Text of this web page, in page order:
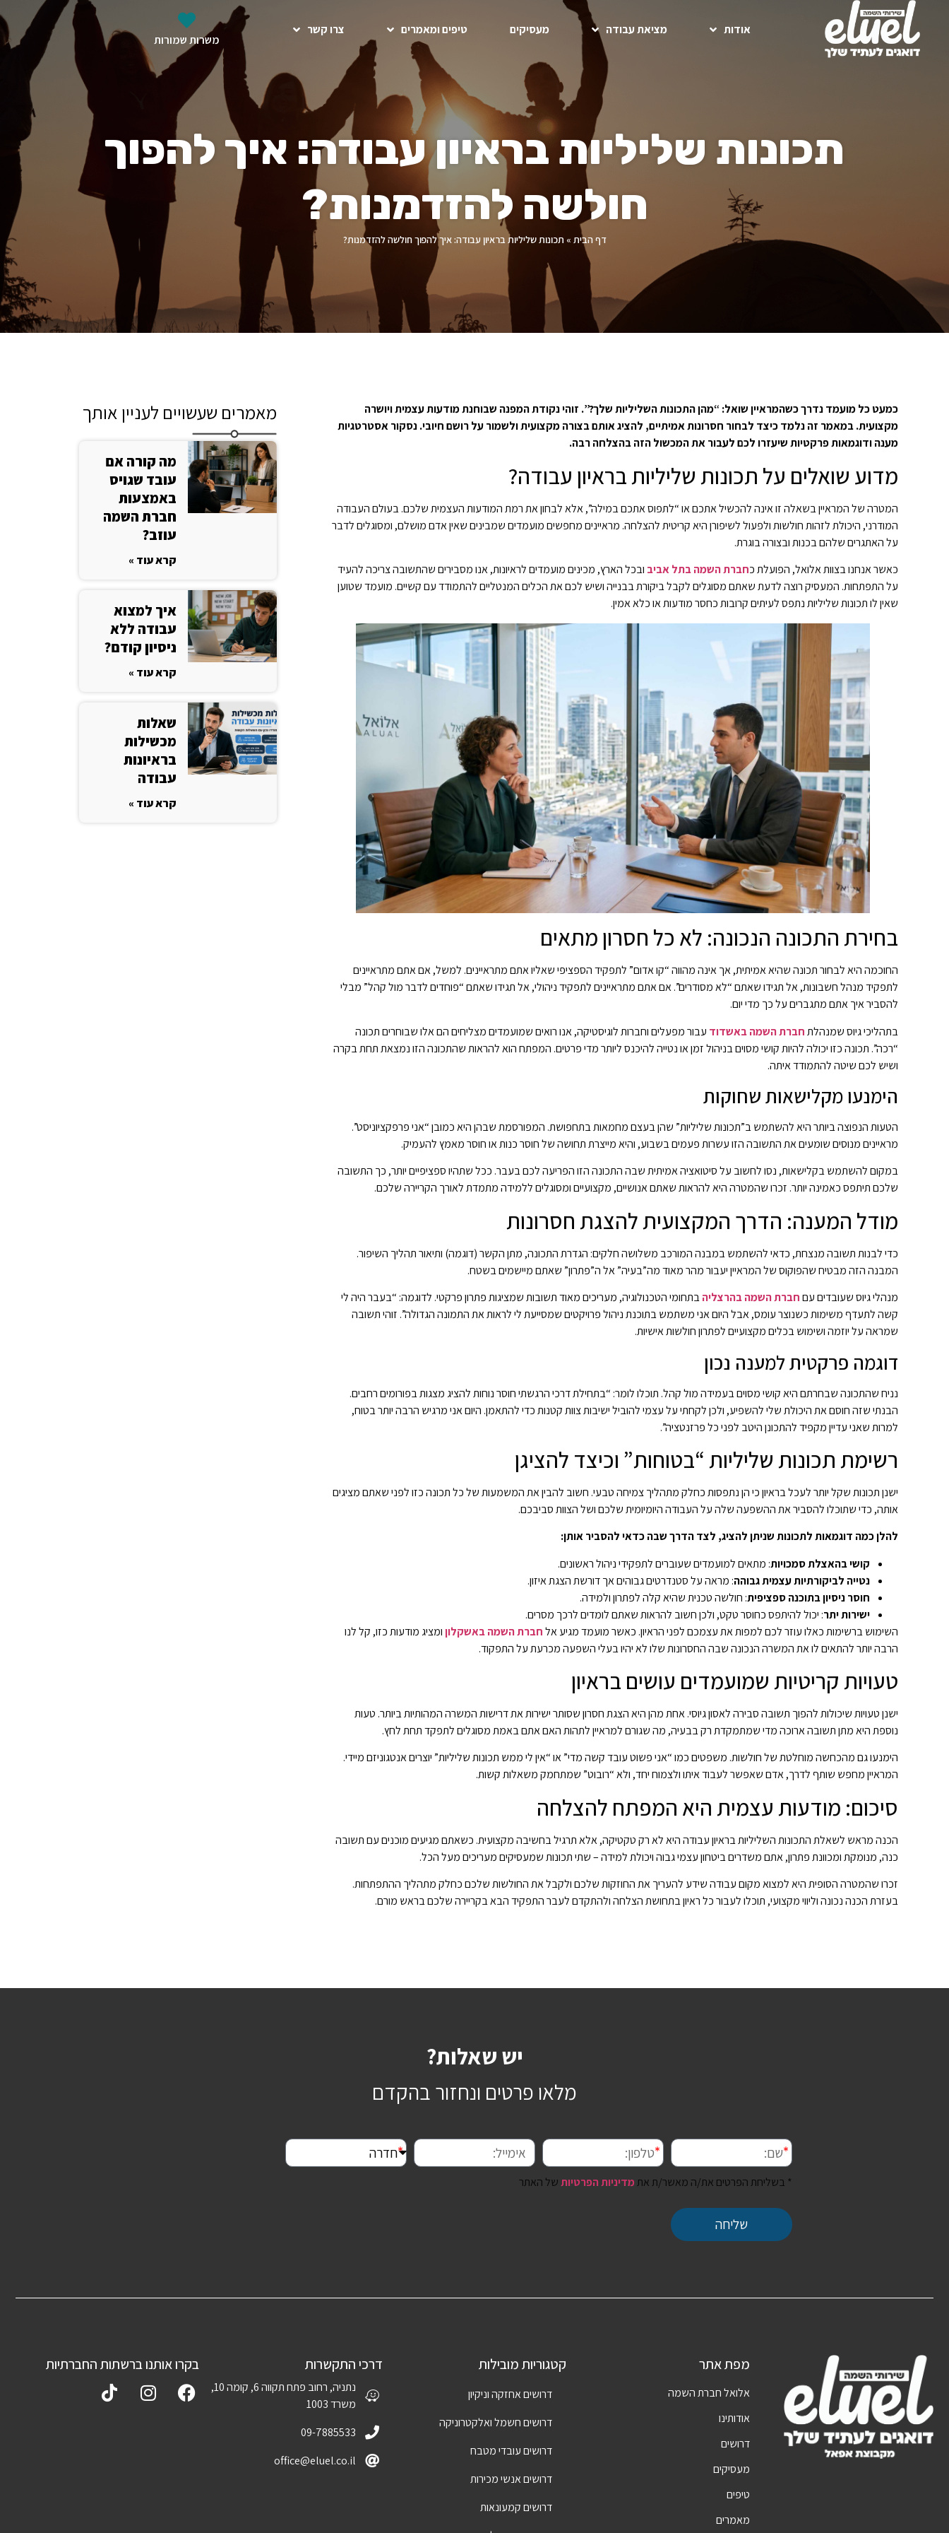
אודות מציאת עבודה מעסיקים טיפים ומאמרים צרו קשר
משרות שמורות
תכונות שליליות בראיון עבודה: איך להפוך
חולשה להזדמנות?
דף הבית » תכונות שליליות בראיון עבודה: איך להפוך חולשה להזדמנות?
כמעט כל מועמד נדרך כשהמראיין שואל: “מהן התכונות השליליות שלך?”. זוהי נקודת המפנה שבוחנת מודעות עצמית ויושרה
מקצועית. במאמר זה נלמד כיצד לבחור חסרונות אמיתיים, להציג אותם בצורה מקצועית ולשמור על רושם חיובי. נסקור אסטרטגיות
מענה ודוגמאות פרקטיות שיעזרו לכם לעבור את המכשול הזה בהצלחה רבה.
מדוע שואלים על תכונות שליליות בראיון עבודה?
המטרה של המראיין בשאלה זו אינה להכשיל אתכם או “לתפוס אתכם במילה”, אלא לבחון את רמת המודעות העצמית שלכם. בעולם העבודה
המודרני, היכולת לזהות חולשות ולפעול לשיפורן היא קריטית להצלחה. מראיינים מחפשים מועמדים שמבינים שאין אדם מושלם, ומסוגלים לדבר
על האתגרים שלהם בכנות ובצורה בוגרת.
כאשר אנחנו בצוות אלואל, הפועלת כחברת השמה בתל אביב ובכל הארץ, מכינים מועמדים לראיונות, אנו מסבירים שהתשובה צריכה להעיד
על התפתחות. המעסיק רוצה לדעת שאתם מסוגלים לקבל ביקורת בבנייה ושיש לכם את הכלים המנטליים להתמודד עם קשיים. מועמד שטוען
שאין לו תכונות שליליות נתפס לעיתים קרובות כחסר מודעות או כלא אמין.
בחירת התכונה הנכונה: לא כל חסרון מתאים
החוכמה היא לבחור תכונה שהיא אמיתית, אך אינה מהווה “קו אדום” לתפקיד הספציפי שאליו אתם מתראיינים. למשל, אם אתם מתראיינים
לתפקיד מנהל חשבונות, אל תגידו שאתם “לא מסודרים”. אם אתם מתראיינים לתפקיד ניהולי, אל תגידו שאתם “פוחדים לדבר מול קהל” מבלי
להסביר איך אתם מתגברים על כך מדי יום.
בתהליכי גיוס שמנהלתחברת השמה באשדוד עבור מפעלים וחברות לוגיסטיקה, אנו רואים שמועמדים מצליחים הם אלו שבוחרים תכונה
“רכה”. תכונה כזו יכולה להיות קושי מסוים בניהול זמן או נטייה להיכנס ליותר מדי פרטים. המפתח הוא להראות שהתכונה הזו נמצאת תחת בקרה
ושיש לכם שיטה להתמודד איתה.
הימנעו מקלישאות שחוקות
הטעות הנפוצה ביותר היא להשתמש ב”תכונות שליליות” שהן בעצם מחמאות בתחפושת. המפורסמת שבהן היא כמובן “אני פרפקציוניסט”.
מראיינים מנוסים שומעים את התשובה הזו עשרות פעמים בשבוע, והיא מייצרת תחושה של חוסר כנות או חוסר מאמץ להעמיק.
במקום להשתמש בקלישאות, נסו לחשוב על סיטואציה אמיתית שבה התכונה הזו הפריעה לכם בעבר. ככל שתהיו ספציפיים יותר, כך התשובה
שלכם תיתפס כאמינה יותר. זכרו שהמטרה היא להראות שאתם אנושיים, מקצועיים ומסוגלים ללמידה מתמדת לאורך הקריירה שלכם.
מודל המענה: הדרך המקצועית להצגת חסרונות
כדי לבנות תשובה מנצחת, כדאי להשתמש במבנה המורכב משלושה חלקים: הגדרת התכונה, מתן הקשר (דוגמה) ותיאור תהליך השיפור.
המבנה הזה מבטיח שהפוקוס של המראיין יעבור מהר מאוד מה”בעיה” אל ה”פתרון” שאתם מיישמים בשטח.
מנהלי גיוס שעובדים עםחברת השמה בהרצליהבתחומי הטכנולוגיה, מעריכים מאוד תשובות שמציגות פתרון פרקטי. לדוגמה: “בעבר היה לי
קשה לתעדף משימות כשנוצר עומס, אבל היום אני משתמש בתוכנת ניהול פרויקטים שמסייעת לי לראות את התמונה הגדולה”. זוהי תשובה
שמראה על יוזמה ושימוש בכלים מקצועיים לפתרון חולשות אישיות.
דוגמה פרקטית למענה נכון
נניח שהתכונה שבחרתם היא קושי מסוים בעמידה מול קהל. תוכלו לומר: “בתחילת דרכי הרגשתי חוסר נוחות להציג מצגות בפורומים רחבים.
הבנתי שזה חוסם את היכולת שלי להשפיע, ולכן לקחתי על עצמי להוביל ישיבות צוות קטנות כדי להתאמן. היום אני מרגיש הרבה יותר בטוח,
למרות שאני עדיין מקפיד להתכונן היטב לפני כל פרזנטציה”.
רשימת תכונות שליליות “בטוחות” וכיצד להציגן
ישנן תכונות שקל יותר לעכל בראיון כי הן נתפסות כחלק מתהליך צמיחה טבעי. חשוב להבין את המשמעות של כל תכונה כזו לפני שאתם מציגים
אותה, כדי שתוכלו להסביר את ההשפעה שלה על העבודה היומיומית שלכם ושל הצוות סביבכם.
להלן כמה דוגמאות לתכונות שניתן להציג, לצד הדרך שבה כדאי להסביר אותן:
קושי בהאצלת סמכויות: מתאים למועמדים שעוברים לתפקידי ניהול ראשונים.
נטייה לביקורתיות עצמית גבוהה: מראה על סטנדרטים גבוהים אך דורשת הצגת איזון.
חוסר ניסיון בתוכנה ספציפית: חולשה טכנית שהיא קלה לפתרון ולמידה.
ישירות יתר: יכול להיתפס כחוסר טקט, ולכן חשוב להראות שאתם לומדים לרכך מסרים.
השימוש ברשימות כאלו עוזר לכם למפות את עצמכם לפני הראיון. כאשר מועמד מגיע אלחברת השמה באשקלוןומציג מודעות כזו, קל לנו
הרבה יותר להתאים לו את המשרה הנכונה שבה החסרונות שלו לא יהיו בעלי השפעה מכרעת על התפקוד.
טעויות קריטיות שמועמדים עושים בראיון
ישנן טעויות שיכולות להפוך תשובה סבירה לאסון גיוסי. אחת מהן היא הצגת חסרון שסותר ישירות את דרישות המשרה המהותיות ביותר. טעות
נוספת היא מתן תשובה ארוכה מדי שמתמקדת רק בבעיה, מה שגורם למראיין לתהות האם אתם באמת מסוגלים לתפקד תחת לחץ.
הימנעו גם מהכחשה מוחלטת של חולשות. משפטים כמו “אני פשוט עובד קשה מדי” או “אין לי ממש תכונות שליליות” יוצרים אנטגוניזם מיידי.
המראיין מחפש שותף לדרך, אדם שאפשר לעבוד איתו ולצמוח יחד, ולא “רובוט” שמתחמק משאלות קשות.
סיכום: מודעות עצמית היא המפתח להצלחה
הכנה מראש לשאלת התכונות השליליות בראיון עבודה היא לא רק טקטיקה, אלא תרגיל בחשיבה מקצועית. כשאתם מגיעים מוכנים עם תשובה
כנה, מנומקת ומכוונת פתרון, אתם משדרים ביטחון עצמי גבוה ויכולת למידה – שתי תכונות שמעסיקים מעריכים מעל הכל.
זכרו שהמטרה הסופית היא למצוא מקום עבודה שידע להעריך את החוזקות שלכם ולקבל את החולשות שלכם כחלק מתהליך ההתפתחות.
בעזרת הכנה נכונה וליווי מקצועי, תוכלו לעבור כל ראיון בתחושת הצלחה ולהתקדם לעבר התפקיד הבא בקריירה שלכם בראש מורם.
מאמרים שעשויים לעניין אותך
מה קורה אם
עובד שגויס
באמצעות
חברת השמה
עוזב?
קרא עוד »
איך למצוא
עבודה ללא
ניסיון קודם?
קרא עוד »
שאלות
מכשילות
בראיונות
עבודה
קרא עוד »
יש שאלות?
מלאו פרטים ונחזור בהקדם
* בשליחת הפרטים את/ה מאשר/ת אתמדיניות הפרטיותשל האתר
שליחה
מפת אתר
אלואל חברת השמה
אודותינו
דרושים
מעסיקים
טיפים
מאמרים
קטגוריות מובילות
דרושים אחזקה וניקיון
דרושים חשמל ואלקטרוניקה
דרושים עובדי מטבח
דרושים אנשי מכירות
דרושים קמעונאות
דרכי התקשרות
נתניה, רחוב פתח תקווה 6, קומה 10,
משרד 1003
09-7885533
office@eluel.co.il
בקרו אותנו ברשתות החברתיות